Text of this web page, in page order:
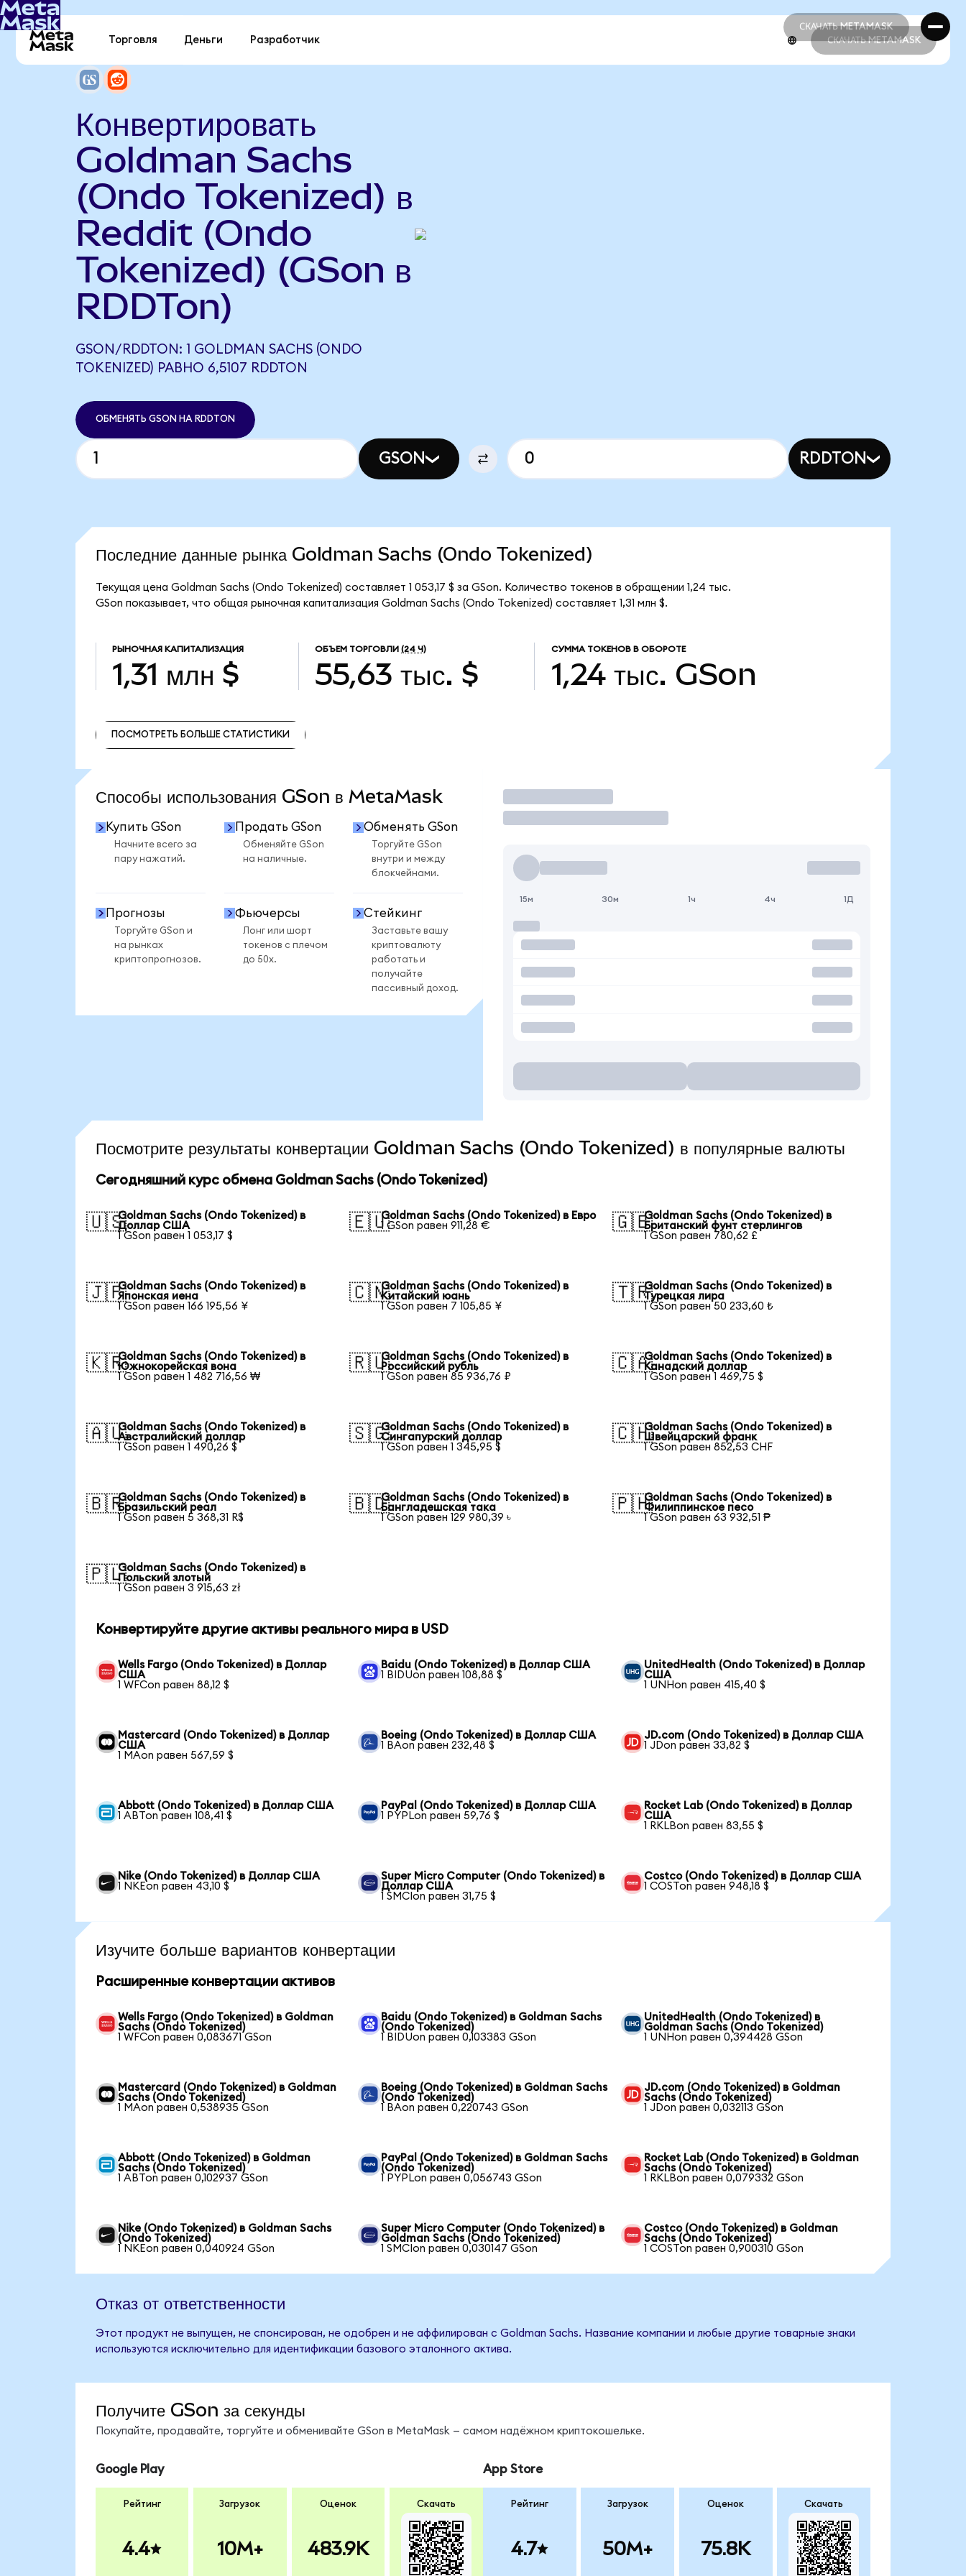
СКАЧАТЬ METAMASK
СКАЧАТЬ METAMASK
Торговля Деньги Разработчик СКАЧАТЬ METAMASK
Конвертировать
Goldman Sachs
(Ondo Tokenized) в
Reddit (Ondo
Tokenized) (GSon в
RDDTon)
GSON/RDDTON: 1 GOLDMAN SACHS (ONDO
TOKENIZED) РАВНО 6,5107 RDDTON
ОБМЕНЯТЬ GSON НА RDDTON
GSON RDDTON
Последние данные рынка Goldman Sachs (Ondo Tokenized)
Текущая цена Goldman Sachs (Ondo Tokenized) составляет 1 053,17 $ за GSon. Количество токенов в обращении 1,24 тыс.
GSon показывает, что общая рыночная капитализация Goldman Sachs (Ondo Tokenized) составляет 1,31 млн $.
РЫНОЧНАЯ КАПИТАЛИЗАЦИЯ
1,31 млн $
ОБЪЕМ ТОРГОВЛИ (24 Ч)
55,63 тыс. $
СУММА ТОКЕНОВ В ОБОРОТЕ
1,24 тыс. GSon
ПОСМОТРЕТЬ БОЛЬШЕ СТАТИСТИКИ
Способы использования GSon в MetaMask
Купить GSon
Начните всего за
пару нажатий.
Продать GSon
Обменяйте GSon
на наличные.
Обменять GSon
Торгуйте GSon
внутри и между
блокчейнами.
Прогнозы
Торгуйте GSon и
на рынках
криптопрогнозов.
Фьючерсы
Лонг или шорт
токенов с плечом
до 50x.
Стейкинг
Заставьте вашу
криптовалюту
работать и
получайте
пассивный доход.
Торговать
15м 30м 1ч 4ч 1Д
Посмотрите результаты конвертации Goldman Sachs (Ondo Tokenized) в популярные валюты
Сегодняшний курс обмена Goldman Sachs (Ondo Tokenized)
🇺🇸Goldman Sachs (Ondo Tokenized) в
Доллар США
1 GSon равен 1 053,17 $
🇪🇺Goldman Sachs (Ondo Tokenized) в Евро
1 GSon равен 911,28 €
🇬🇧Goldman Sachs (Ondo Tokenized) в
Британский фунт стерлингов
1 GSon равен 780,62 £
🇯🇵Goldman Sachs (Ondo Tokenized) в
Японская иена
1 GSon равен 166 195,56 ¥
🇨🇳Goldman Sachs (Ondo Tokenized) в
Китайский юань
1 GSon равен 7 105,85 ¥
🇹🇷Goldman Sachs (Ondo Tokenized) в
Турецкая лира
1 GSon равен 50 233,60 ₺
🇰🇷Goldman Sachs (Ondo Tokenized) в
Южнокорейская вона
1 GSon равен 1 482 716,56 ₩
🇷🇺Goldman Sachs (Ondo Tokenized) в
Российский рубль
1 GSon равен 85 936,76 ₽
🇨🇦Goldman Sachs (Ondo Tokenized) в
Канадский доллар
1 GSon равен 1 469,75 $
🇦🇺Goldman Sachs (Ondo Tokenized) в
Австралийский доллар
1 GSon равен 1 490,26 $
🇸🇬Goldman Sachs (Ondo Tokenized) в
Сингапурский доллар
1 GSon равен 1 345,95 $
🇨🇭Goldman Sachs (Ondo Tokenized) в
Швейцарский франк
1 GSon равен 852,53 CHF
🇧🇷Goldman Sachs (Ondo Tokenized) в
Бразильский реал
1 GSon равен 5 368,31 R$
🇧🇩Goldman Sachs (Ondo Tokenized) в
Бангладешская така
1 GSon равен 129 980,39 ৳
🇵🇭Goldman Sachs (Ondo Tokenized) в
Филиппинское песо
1 GSon равен 63 932,51 ₱
🇵🇱Goldman Sachs (Ondo Tokenized) в
Польский злотый
1 GSon равен 3 915,63 zł
Конвертируйте другие активы реального мира в USD
Wells Fargo (Ondo Tokenized) в Доллар
США
1 WFCon равен 88,12 $
Baidu (Ondo Tokenized) в Доллар США
1 BIDUon равен 108,88 $
UnitedHealth (Ondo Tokenized) в Доллар
США
1 UNHon равен 415,40 $
Mastercard (Ondo Tokenized) в Доллар
США
1 MAon равен 567,59 $
Boeing (Ondo Tokenized) в Доллар США
1 BAon равен 232,48 $
JD.com (Ondo Tokenized) в Доллар США
1 JDon равен 33,82 $
Abbott (Ondo Tokenized) в Доллар США
1 ABTon равен 108,41 $
PayPal (Ondo Tokenized) в Доллар США
1 PYPLon равен 59,76 $
Rocket Lab (Ondo Tokenized) в Доллар
США
1 RKLBon равен 83,55 $
Nike (Ondo Tokenized) в Доллар США
1 NKEon равен 43,10 $
Super Micro Computer (Ondo Tokenized) в
Доллар США
1 SMCIon равен 31,75 $
Costco (Ondo Tokenized) в Доллар США
1 COSTon равен 948,18 $
Изучите больше вариантов конвертации
Расширенные конвертации активов
Wells Fargo (Ondo Tokenized) в Goldman
Sachs (Ondo Tokenized)
1 WFCon равен 0,083671 GSon
Baidu (Ondo Tokenized) в Goldman Sachs
(Ondo Tokenized)
1 BIDUon равен 0,103383 GSon
UnitedHealth (Ondo Tokenized) в
Goldman Sachs (Ondo Tokenized)
1 UNHon равен 0,394428 GSon
Mastercard (Ondo Tokenized) в Goldman
Sachs (Ondo Tokenized)
1 MAon равен 0,538935 GSon
Boeing (Ondo Tokenized) в Goldman Sachs
(Ondo Tokenized)
1 BAon равен 0,220743 GSon
JD.com (Ondo Tokenized) в Goldman
Sachs (Ondo Tokenized)
1 JDon равен 0,032113 GSon
Abbott (Ondo Tokenized) в Goldman
Sachs (Ondo Tokenized)
1 ABTon равен 0,102937 GSon
PayPal (Ondo Tokenized) в Goldman Sachs
(Ondo Tokenized)
1 PYPLon равен 0,056743 GSon
Rocket Lab (Ondo Tokenized) в Goldman
Sachs (Ondo Tokenized)
1 RKLBon равен 0,079332 GSon
Nike (Ondo Tokenized) в Goldman Sachs
(Ondo Tokenized)
1 NKEon равен 0,040924 GSon
Super Micro Computer (Ondo Tokenized) в
Goldman Sachs (Ondo Tokenized)
1 SMCIon равен 0,030147 GSon
Costco (Ondo Tokenized) в Goldman
Sachs (Ondo Tokenized)
1 COSTon равен 0,900310 GSon
Отказ от ответственности
Этот продукт не выпущен, не спонсирован, не одобрен и не аффилирован с Goldman Sachs. Название компании и любые другие товарные знаки
используются исключительно для идентификации базового эталонного актива.
Получите GSon за секунды
Покупайте, продавайте, торгуйте и обменивайте GSon в MetaMask — самом надёжном криптокошельке.
Google Play
Рейтинг
4.4
Загрузок
10M+
Оценок
483.9K
Скачать
App Store
Рейтинг
4.7
Загрузок
50M+
Оценок
75.8K
Скачать